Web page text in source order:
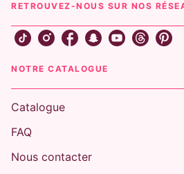
RETROUVEZ-NOUS SUR NOS
NOTRE CATALOGUE
Catalogue
FAQ
Nous contacter